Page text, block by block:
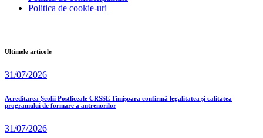
Politica de cookie-uri
Ultimele articole
31/07/2026
Acreditarea Școlii Postliceale CRSSE Timișoara confirmă legalitatea și calitatea
programului de formare a antrenorilor
31/07/2026